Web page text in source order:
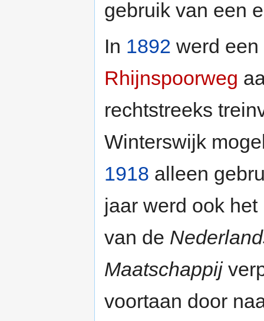
gebruik van een
In 1892 werd
Rhijnspoorweg
rechtstreeks
Winterswijk
1918 alleen
jaar werd ook
van de
Maatschappij
voortaan door